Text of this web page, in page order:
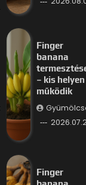
Finger
banana
– kis
működik
Finger